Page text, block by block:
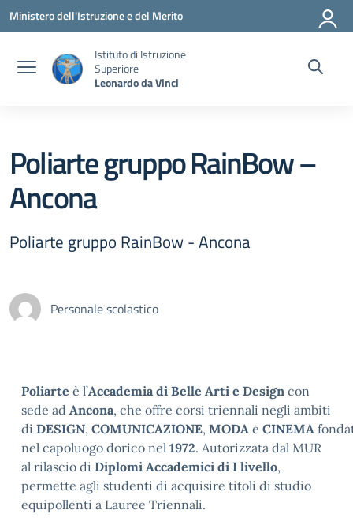
Vai ai contenuti
Vai al menu di navigazione
Vai al footer
Ministero dell'Istruzione e del Merito
Istituto di Istruzione
Superiore
Leonardo da Vinci
Poliarte gruppo RainBow –
Ancona
Poliarte gruppo RainBow - Ancona
Personale scolastico
Poliarte è l’Accademia di Belle Arti e Design con
sede ad Ancona, che offre corsi triennali negli ambiti
di DESIGN, COMUNICAZIONE, MODA e CINEMA
nel capoluogo dorico nel 1972. Autorizzata dal MUR
al rilascio di Diplomi Accademici di I livello,
permette agli studenti di acquisire titoli di studio
equipollenti a Lauree Triennali.